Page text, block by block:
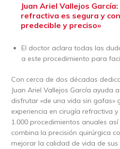
Juan Ariel Vallejos
refractiva es segura y
predecible y preciso»
El doctor aclara todas las
a este procedimiento para
Con cerca de dos décadas
Juan Ariel Vallejos García ayuda
disfrutar «de una vida sin gafas»
experiencia en cirugía refractiva
1.000 procedimientos anuales
combina la precisión quirúrgica
mejorar la calidad de vida de sus